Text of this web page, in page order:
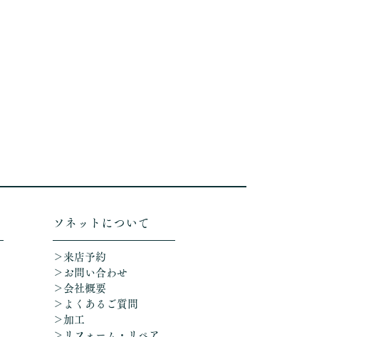
ソネットについて
＞来店予約
＞お問い合わせ
＞会社概要
＞よくあるご質問
＞加工